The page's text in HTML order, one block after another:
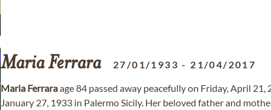
MariaFerrara 27/01/1933 - 21/04/2017
Maria Ferraraage 84 passed away peacefully on Friday, April 21,
January 27, 1933 in Palermo Sicily. Her beloved father and